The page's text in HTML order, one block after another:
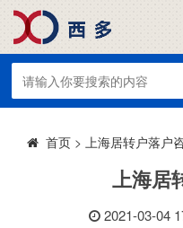
首页 > 上海居转户落户
上海居
2021-03-04